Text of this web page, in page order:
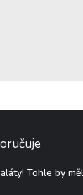
Tohle by